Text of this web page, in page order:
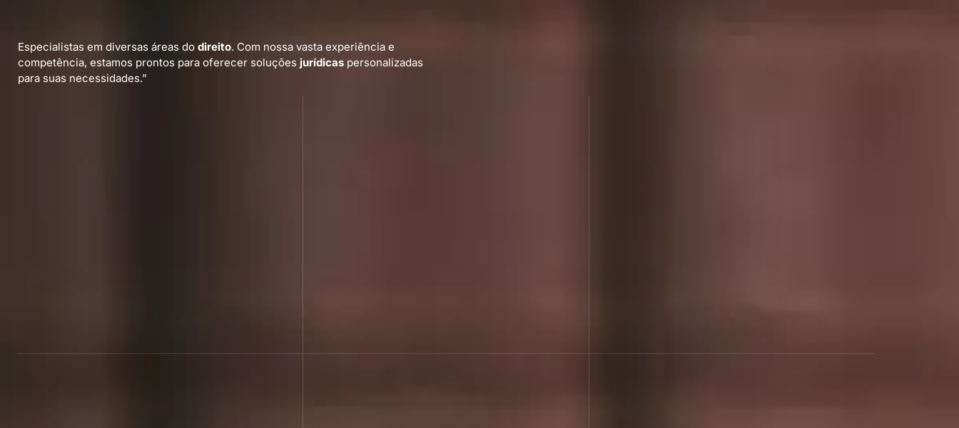
Especialistas em diversas áreas do direito. Com nossa vasta experiência e
competência, estamos prontos para oferecer soluções jurídicas personalizadas
para suas necessidades.”